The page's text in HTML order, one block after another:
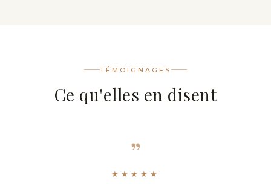
TÉMOIGNAGES
Ce qu'elles en disent
”
★★★★★
”
★★★★★